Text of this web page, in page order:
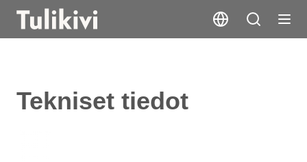
Tekniset tiedot